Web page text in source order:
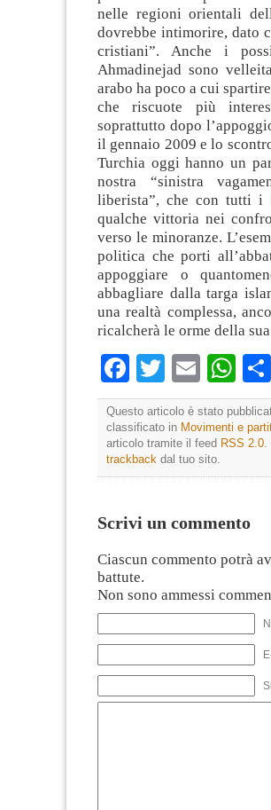
nelle regioni orientali
dovrebbe intimorire, dato
cristiani”. Anche i
Ahmadinejad sono
arabo ha poco a cui
che riscuote più
soprattutto dopo
il gennaio 2009 e lo
Turchia oggi hanno un
nostra “sinistra
liberista”, che con tutti i
qualche vittoria nei
verso le minoranze.
politica che porti
appoggiare o
abbagliare dalla targa
una realtà complessa,
ricalcherà le orme della
Facebook
TwitterEmail
Questo articolo è stato
classificato in Movimenti e
articolo tramite il feed RSS 2.0.
trackback dal tuo sito.
Scrivi un commento
Ciascun commento potrà
battute.
Non sono ammessi